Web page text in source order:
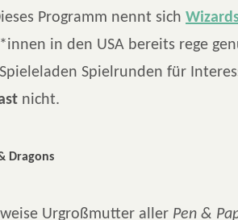
Programm nennt sich
in den USA bereits rege
Spielrunden für
nicht.
Dragons
Urgroßmutter aller Pen &